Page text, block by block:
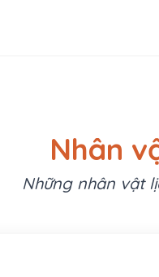
Nhân
Những nhân vật